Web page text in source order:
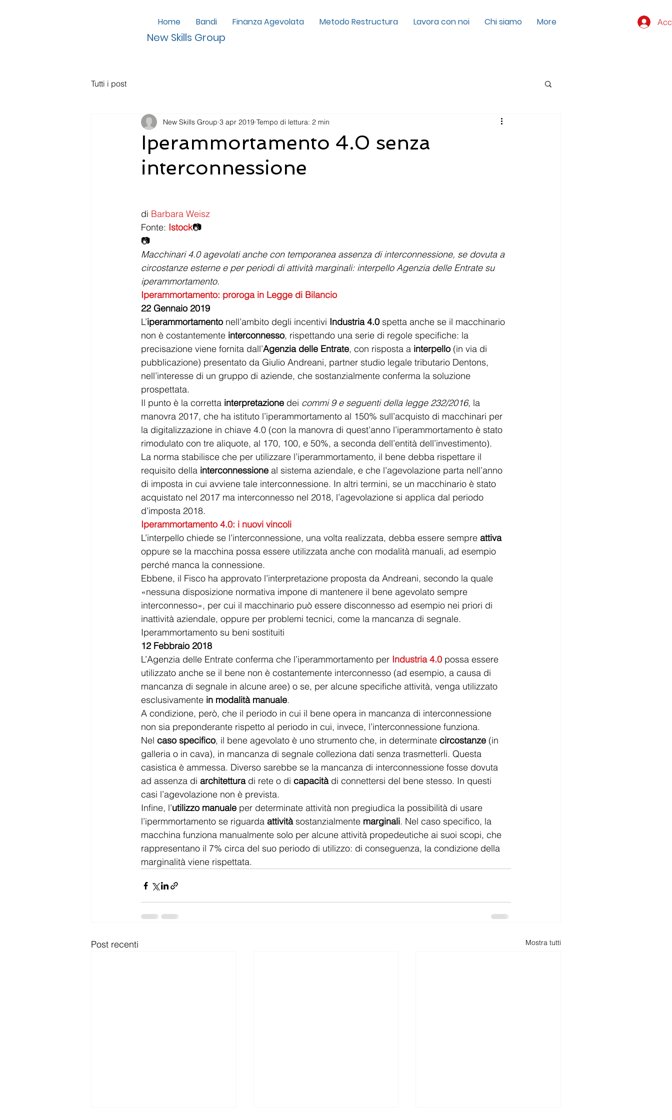
New Skills Group
Home Bandi Finanza Agevolata Metodo Restructura Lavora con noi Chi siamo More
Tutti i post
Iperammortamento 4.0 senza
interconnessione
New Skills Group 3 apr 2019 Tempo di lettura: 2 min
di Barbara Weisz
Fonte: Istock📷
📷
Macchinari 4.0 agevolati anche con temporanea assenza di interconnessione, se dovuta a
circostanze esterne e per periodi di attività marginali: interpello Agenzia delle Entrate su
iperammortamento.
Iperammortamento: proroga in Legge di Bilancio
22 Gennaio 2019
L’iperammortamento nell’ambito degli incentivi Industria 4.0 spetta anche se il macchinario
non è costantemente interconnesso, rispettando una serie di regole specifiche: la
precisazione viene fornita dall’Agenzia delle Entrate, con risposta a interpello (in via di
pubblicazione) presentato da Giulio Andreani, partner studio legale tributario Dentons,
nell’interesse di un gruppo di aziende, che sostanzialmente conferma la soluzione
prospettata.
Il punto è la corretta interpretazione dei commi 9 e seguenti della legge 232/2016, la
manovra 2017, che ha istituto l’iperammortamento al 150% sull’acquisto di macchinari per
la digitalizzazione in chiave 4.0 (con la manovra di quest’anno l’iperammortamento è stato
rimodulato con tre aliquote, al 170, 100, e 50%, a seconda dell’entità dell’investimento).
La norma stabilisce che per utilizzare l’iperammortamento, il bene debba rispettare il
requisito della interconnessione al sistema aziendale, e che l’agevolazione parta nell’anno
di imposta in cui avviene tale interconnessione. In altri termini, se un macchinario è stato
acquistato nel 2017 ma interconnesso nel 2018, l’agevolazione si applica dal periodo
d’imposta 2018.
Iperammortamento 4.0: i nuovi vincoli
L’interpello chiede se l’interconnessione, una volta realizzata, debba essere sempre attiva
oppure se la macchina possa essere utilizzata anche con modalità manuali, ad esempio
perché manca la connessione.
Ebbene, il Fisco ha approvato l’interpretazione proposta da Andreani, secondo la quale
«nessuna disposizione normativa impone di mantenere il bene agevolato sempre
interconnesso», per cui il macchinario può essere disconnesso ad esempio nei priori di
inattività aziendale, oppure per problemi tecnici, come la mancanza di segnale.
Iperammortamento su beni sostituiti
12 Febbraio 2018
L’Agenzia delle Entrate conferma che l’iperammortamento per Industria 4.0 possa essere
utilizzato anche se il bene non è costantemente interconnesso (ad esempio, a causa di
mancanza di segnale in alcune aree) o se, per alcune specifiche attività, venga utilizzato
esclusivamente in modalità manuale.
A condizione, però, che il periodo in cui il bene opera in mancanza di interconnessione
non sia preponderante rispetto al periodo in cui, invece, l’interconnessione funziona.
Nel caso specifico, il bene agevolato è uno strumento che, in determinate circostanze (in
galleria o in cava), in mancanza di segnale colleziona dati senza trasmetterli. Questa
casistica è ammessa. Diverso sarebbe se la mancanza di interconnessione fosse dovuta
ad assenza di architettura di rete o di capacità di connettersi del bene stesso. In questi
casi l’agevolazione non è prevista.
Infine, l’utilizzo manuale per determinate attività non pregiudica la possibilità di usare
l’ipermmortamento se riguarda attività sostanzialmente marginali. Nel caso specifico, la
macchina funziona manualmente solo per alcune attività propedeutiche ai suoi scopi, che
rappresentano il 7% circa del suo periodo di utilizzo: di conseguenza, la condizione della
marginalità viene rispettata.
Post recenti Mostra tutti